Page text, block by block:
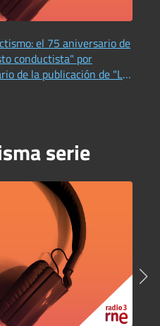
el 75 aniversario de
conductista" por
de la publicación de "La
por B.F.Skinner
serie